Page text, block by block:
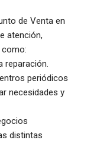
de Venta en
atención,
reparación.
periódicos
necesidades y
distintas